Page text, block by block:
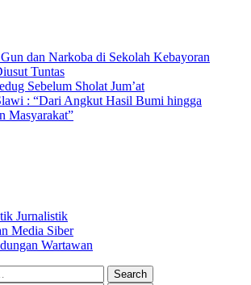
dan Narkoba di Sekolah Kebayoran
Tuntas
Sebelum Sholat Jum’at
: “Dari Angkut Hasil Bumi hingga
Masyarakat”
Jurnalistik
Media Siber
Wartawan